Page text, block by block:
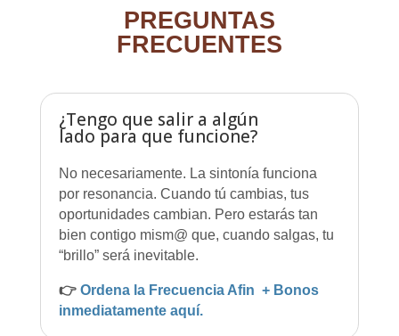
PREGUNTAS
FRECUENTES
¿Tengo que salir a algún
lado para que funcione?
No necesariamente. La sintonía funciona
por resonancia. Cuando tú cambias, tus
oportunidades cambian. Pero estarás tan
bien contigo mism@ que, cuando salgas, tu
“brillo” será inevitable.
👉 Ordena la Frecuencia Afin + Bonos
inmediatamente aquí.